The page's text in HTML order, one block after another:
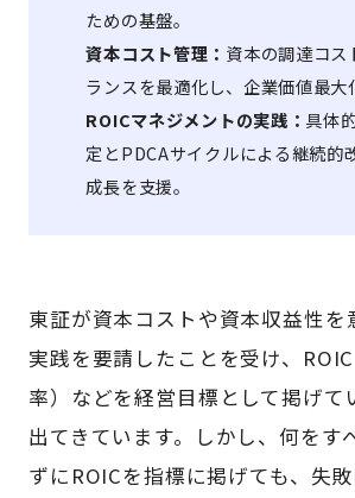
ための基盤。
資本コスト管理： 資本の調達コス
ランスを最適化し、企業価値最大
ROICマネジメントの実践： 具体
定とPDCAサイクルによる継続的
成長を支援。
東証が資本コストや資本収益性を
実践を要請したことを受け、
率）などを経営目標として掲げて
出てきています。しかし、何をす
ずにROICを指標に掲げても、失